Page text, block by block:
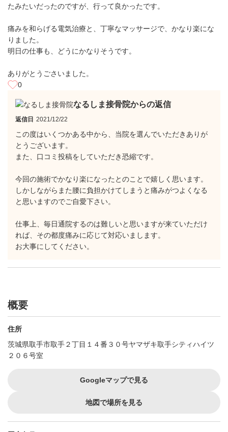
たみたいだったのですが、行って良かったです。
痛みを和らげる電気治療と、丁寧なマッサージで、かなり楽にな
りました。
明日の仕事も、どうにかなりそうです。
ありがとうごさいました。
0
なるしま接骨院からの返信
返信日 2021/12/22
この度はいくつかある中から、当院を選んでいただきありが
とうございます。
また、口コミ投稿をしていただき恐縮です。
今回の施術でかなり楽になったとのことで嬉しく思います。
しかしながらまた腰に負担かけてしまうと痛みがつよくなる
と思いますのでご自愛下さい。
仕事上、毎日通院するのは難しいと思いますが来ていただけ
れば、その都度痛みに応じて対応いまします。
お大事にしてください。
概要
住所
茨城県取手市取手２丁目１４番３０号ヤマザキ取手シティハイツ
２０６号室
Googleマップで見る
地図で場所を見る